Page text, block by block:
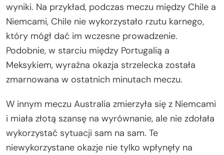
wyniki. Na przykład, podczas meczu między Chile a
Niemcami, Chile nie wykorzystało rzutu karnego,
który mógł dać im wczesne prowadzenie.
Podobnie, w starciu między Portugalią a
Meksykiem, wyraźna okazja strzelecka została
zmarnowana w ostatnich minutach meczu.
W innym meczu Australia zmierzyła się z Niemcami
i miała złotą szansę na wyrównanie, ale nie zdołała
wykorzystać sytuacji sam na sam. Te
niewykorzystane okazje nie tylko wpłynęły na